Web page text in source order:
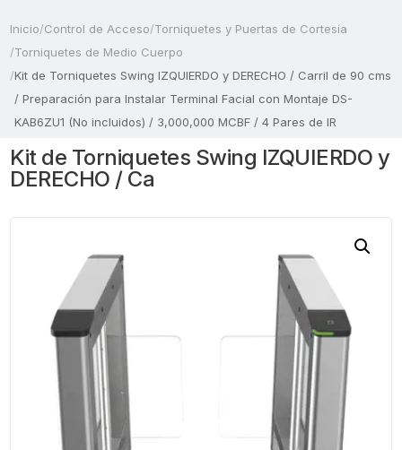
Inicio/Control de Acceso/Torniquetes y Puertas de Cortesía
/Torniquetes de Medio Cuerpo
/Kit de Torniquetes Swing IZQUIERDO y DERECHO / Carril de 90 cms
/ Preparación para Instalar Terminal Facial con Montaje DS-
KAB6ZU1 (No incluidos) / 3,000,000 MCBF / 4 Pares de IR
Kit de Torniquetes Swing IZQUIERDO y
DERECHO / Ca